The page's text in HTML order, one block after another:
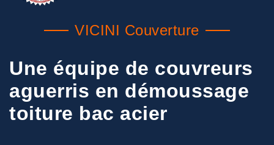
VICINI Couverture
Une équipe de couvreurs
aguerris en démoussage
toiture bac acier